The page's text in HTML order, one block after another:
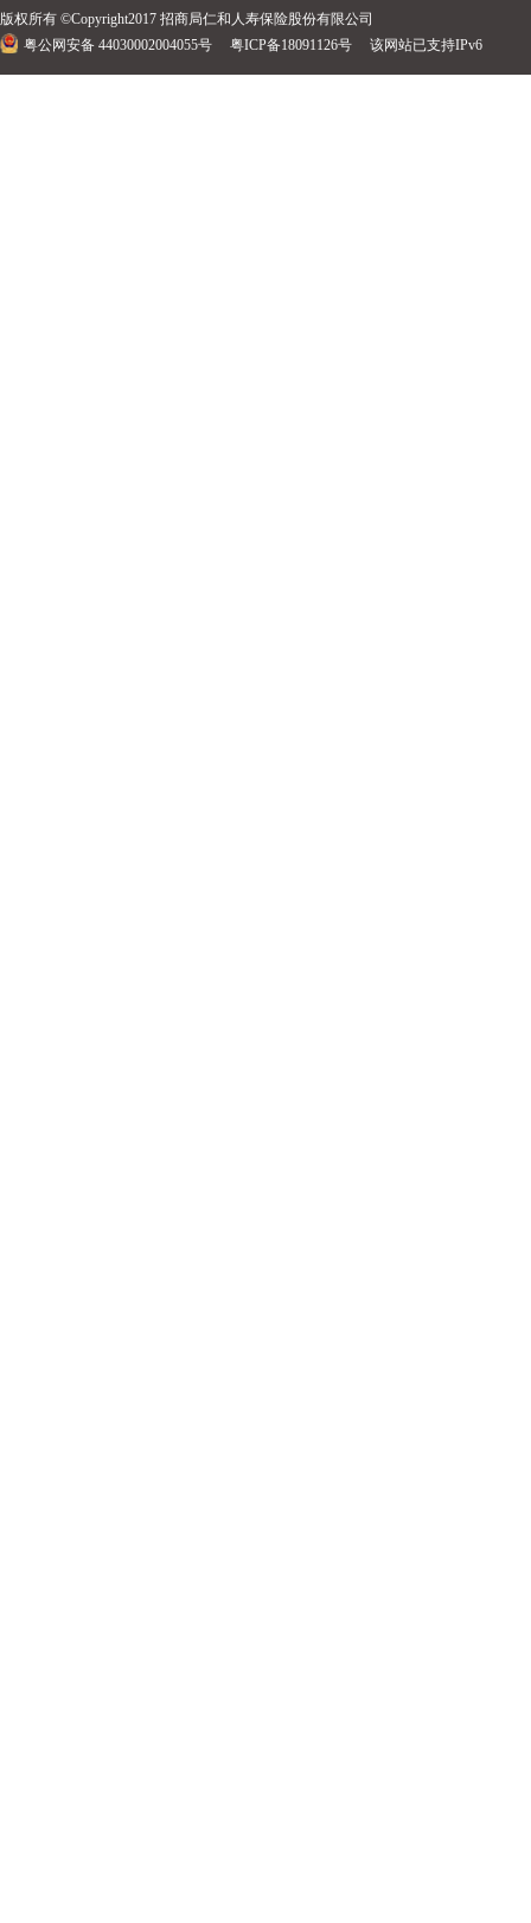
版权所有 ©Copyright2017 招商局仁和人寿保险股份有限公司
粤公网安备 44030002004055号
粤ICP备18091126号 该网站已支持IPv6